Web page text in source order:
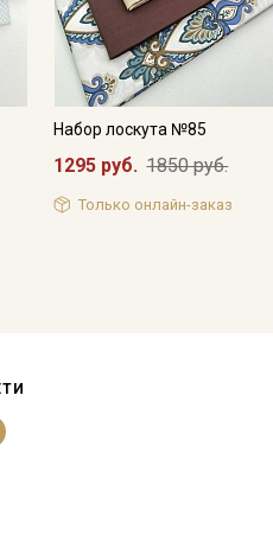
Набор лоскута №85
1295 руб. 1850 руб.
Только онлайн-заказ